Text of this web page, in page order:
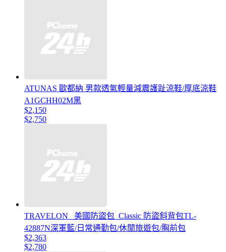
ATUNAS 歐都納 男款透氣輕量減震護趾涼鞋/厚底涼鞋
A1GCHH02M黑
$2,150
$2,750
TRAVELON _美國防盜包_Classic 防盜斜背包TL-
42887N深軍藍/日常通勤包/休閒旅遊包/胸前包
$2,363
$2,780